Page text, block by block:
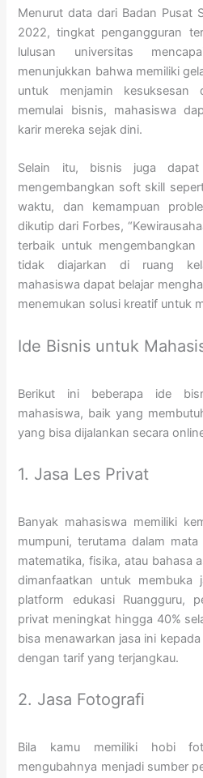
Menurut data dari Badan Pusat
2022, tingkat pengangguran
lulusan universitas
menunjukkan bahwa memiliki
untuk menjamin
memulai bisnis, mahasiswa
karir mereka sejak dini.
Selain itu, bisnis juga
mengembangkan soft skill
waktu, dan kemampuan
dikutip dari Forbes,
terbaik untuk
tidak diajarkan di ruang
mahasiswa dapat belajar
menemukan solusi kreatif untuk
Ide Bisnis untuk
Berikut ini beberapa ide
mahasiswa, baik yang
yang bisa dijalankan secara
1. Jasa Les Privat
Banyak mahasiswa memiliki
mumpuni, terutama dalam
matematika, fisika, atau bahasa
dimanfaatkan untuk membuka
platform edukasi Ruangguru,
privat meningkat hingga 40%
bisa menawarkan jasa ini
dengan tarif yang terjangkau.
2. Jasa Fotografi
Bila kamu memiliki hobi
mengubahnya menjadi sumber